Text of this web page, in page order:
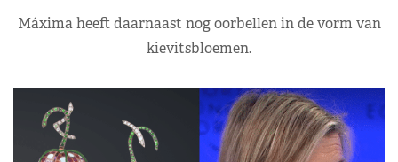
Máxima heeft daarnaast nog oorbellen in de vorm van
kievitsbloemen.